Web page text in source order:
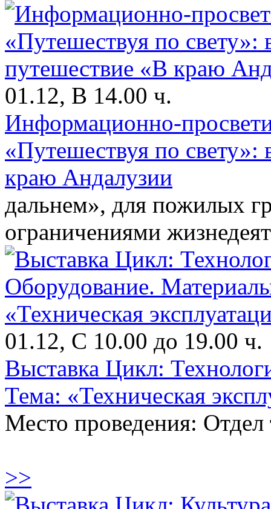
01.12, В 14.00 ч.
Информационно-
«Путешествуя по свету»:
краю Андалузии
дальнем», для пожилых
ограничениями
01.12, С 10.00 до 19.00 ч.
Выставка Цикл:
Тема: «Техническая
Место проведения: Отдел
>>